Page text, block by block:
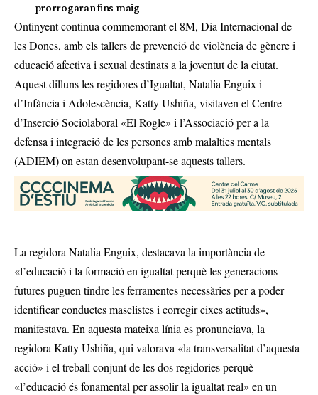
prorrogaran fins maig
Ontinyent continua commemorant el 8M, Dia Internacional de
les Dones, amb els tallers de prevenció de violència de gènere i
educació afectiva i sexual destinats a la joventut de la ciutat.
Aquest dilluns les regidores d’Igualtat, Natalia Enguix i
d’Infància i Adolescència, Katty Ushiña, visitaven el Centre
d’Inserció Sociolaboral «El Rogle» i l’Associació per a la
defensa i integració de les persones amb malalties mentals
(ADIEM) on estan desenvolupant-se aquests tallers.
La regidora Natalia Enguix, destacava la importància de
«l’educació i la formació en igualtat perquè les generacions
futures puguen tindre les ferramentes necessàries per a poder
identificar conductes masclistes i corregir eixes actituds»,
manifestava. En aquesta mateixa línia es pronunciava, la
regidora Katty Ushiña, qui valorava «la transversalitat d’aquesta
acció» i el treball conjunt de les dos regidories perquè
«l’educació és fonamental per assolir la igualtat real» en un